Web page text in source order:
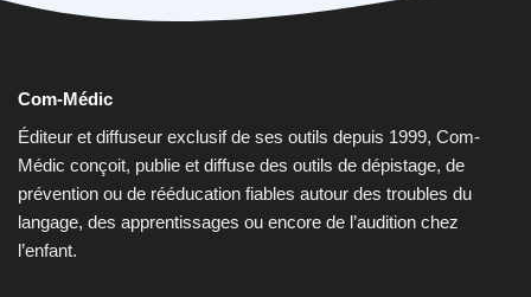
Com-Médic
Éditeur et diffuseur exclusif de ses outils depuis 1999, Com-
Médic conçoit, publie et diffuse des outils de dépistage, de
prévention ou de rééducation fiables autour des troubles du
langage, des apprentissages ou encore de l’audition chez
l’enfant.